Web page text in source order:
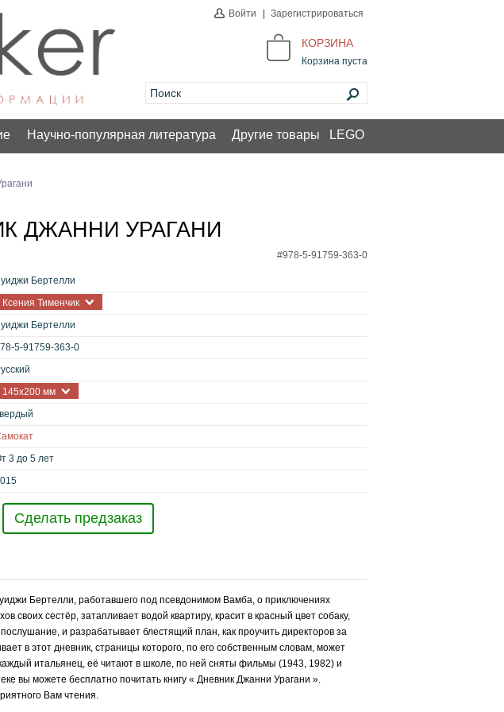
Войти Зарегистрироваться
КОРЗИНА
Корзина пуста
Научно-популярная литература Другие товары LEGO
ДЖАННИ УРАГАНИ
#978-5-91759-363-0
Бертелли
Ксения Тименчик
Бертелли
5-91759-363-0
145х200 мм
3 до 5 лет
Сделать предзаказ
Бертелли, работавшего под псевдонимом Вамба, о приключениях
своих сестёр, затапливает водой квартиру, красит в красный цвет собаку,
и разрабатывает блестящий план, как проучить директоров за
в этот дневник, страницы которого, по его собственным словам, может
итальянец, её читают в школе, по ней сняты фильмы (1943, 1982) и
вы можете бесплатно почитать книгу « Дневник Джанни Урагани ».
Вам чтения.